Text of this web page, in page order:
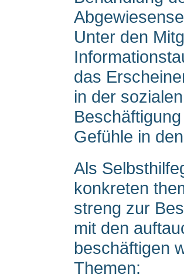
Unter den
das
in der
Gefühle in
Als
konkreten
streng zur
mit den
beschäftigen
Themen: